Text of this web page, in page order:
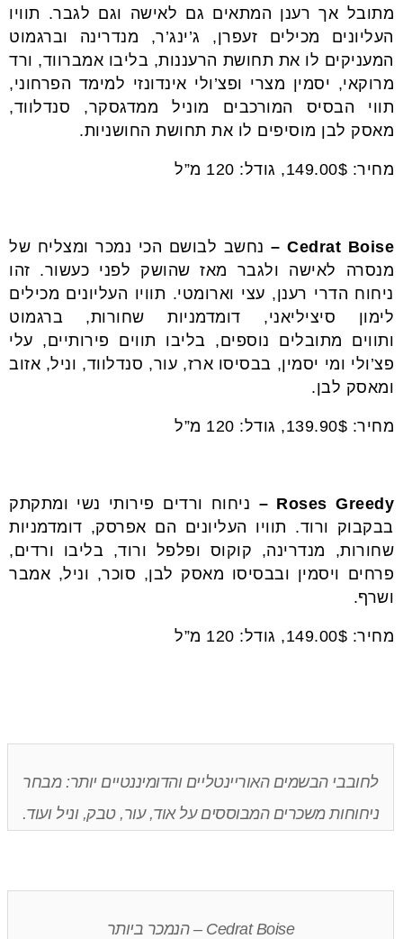
מתובל אך רענן המתאים גם לאישה וגם לגבר. תוויו
העליונים מכילים זעפרן, ג’ינג’ר, מנדרינה וברגמוט
המעניקים לו את תחושת הרעננות, בליבו אמברווד, ורד
מרוקאי, יסמין מצרי ופצ’ולי אינדונזי למימד הפרחוני,
תווי הבסיס המורכבים מוניל ממדגסקר, סנדלווד,
מאסק לבן מוסיפים לו את תחושת החושניות.
מחיר: 149.00$, גודל: 120 מ”ל
Cedrat Boise –
נחשב לבושם הכי נמכר ומצליח של
מנסרה לאישה ולגבר מאז שהושק לפני כעשור. זהו
ניחוח הדרי רענן, עצי וארומטי. תוויו העליונים מכילים
לימון סיציליאני, דומדמניות שחורות, ברגמוט
ותווים מתובלים נוספים, בליבו תווים פירותיים, עלי
פצ’ולי ומי יסמין, בבסיסו ארז, עור, סנדלווד, וניל, אזוב
ומאסק לבן.
מחיר: 139.90$, גודל: 120 מ”ל
Roses Greedy –
ניחוח ורדים פירותי נשי ומתקתק
בבקבוק ורוד. תוויו העליונים הם אפרסק, דומדמניות
שחורות, מנדרינה, קוקוס ופלפל ורוד, בליבו ורדים,
פרחים ויסמין ובבסיסו מאסק לבן, סוכר, וניל, אמבר
ושרף.
מחיר: 149.00$, גודל: 120 מ”ל
לחובבי הבשמים האוריינטליים והדומיננטיים יותר: מבחר
ניחוחות משכרים המבוססים על אוד, עור, טבק, וניל ועוד.
Cedrat Boise – הנמכר ביותר